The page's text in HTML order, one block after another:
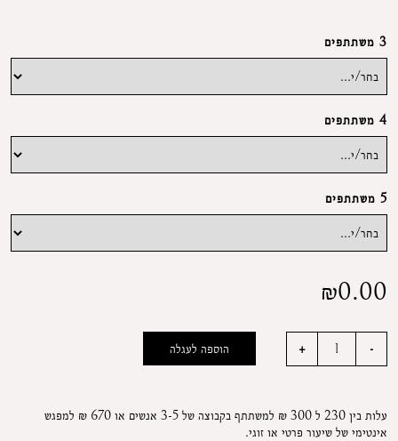
3 משתתפים
4 משתתפים
5 משתתפים
₪0.00
הוספה לעגלה
עלות בין 230 ל 300 ₪ למשתתף בקבוצה של 3-5 אנשים או 670 ₪ למפגש
אינטימי של שיעור פרטי או זוגי.